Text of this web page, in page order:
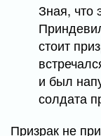
Зная, что
стоит
и был
солдата
Призрак не